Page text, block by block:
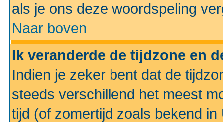
als je ons deze woordspeling
Naar boven
Ik veranderde de tijdzone en
Indien je zeker bent dat de
steeds verschillend het meest
tijd (of zomertijd zoals bekend